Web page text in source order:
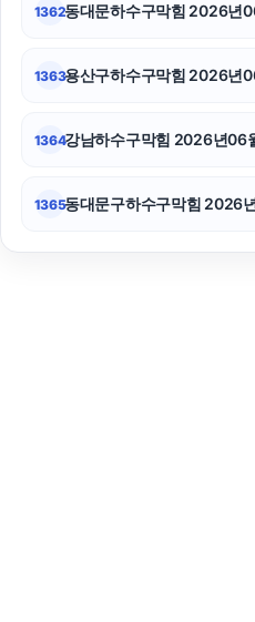
1362동대문하수구막힘 2026년
1363용산구하수구막힘 2026년
1364강남하수구막힘 2026년06
1365동대문구하수구막힘 2026